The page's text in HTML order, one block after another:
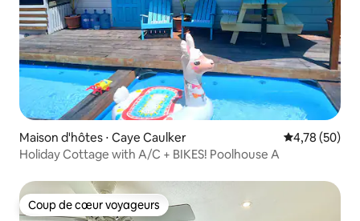
Maison d'hôtes ⋅ Caye Caulker Évaluation
4,78 (50)
Holiday Cottage with A/C + BIKES! Poolhouse A
Coup de cœur voyageurs
Coup de cœur voyageurs